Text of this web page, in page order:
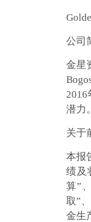
公司
金星
2016
潜力。
关于
本报
绩及
算”
取”
金生